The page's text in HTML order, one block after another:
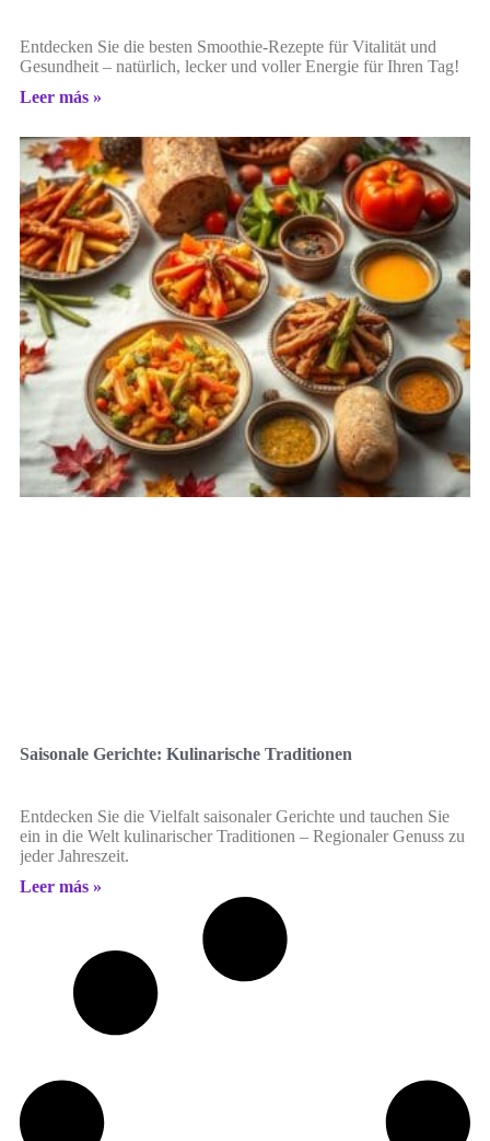
Entdecken Sie die besten Smoothie-Rezepte für Vitalität und
Gesundheit – natürlich, lecker und voller Energie für Ihren Tag!
Leer más »
Saisonale Gerichte: Kulinarische Traditionen
Entdecken Sie die Vielfalt saisonaler Gerichte und tauchen Sie
ein in die Welt kulinarischer Traditionen – Regionaler Genuss zu
jeder Jahreszeit.
Leer más »